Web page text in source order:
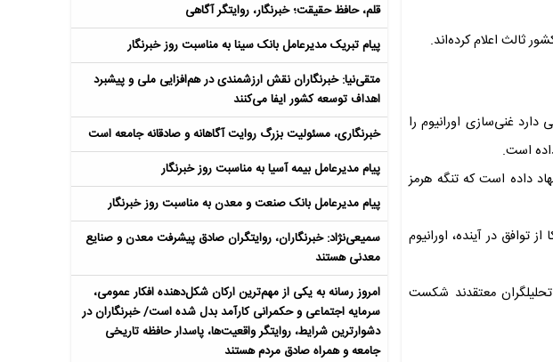
ثالث اعلام کرده‌اند.
غنی‌سازی اورانیوم را
داده است که تنگه هرمز
در آینده، اورانیوم
تحلیلگران معتقدند شکست
قلم، حافظ حقیقت؛ خبرنگار، روایتگر آگاهی
پیام تبریک مدیرعامل بانک سینا به مناسبت روز خبرنگار
متقی‌نیا: خبرنگاران نقش ارزشمندی در هم‌افزایی ملی و پیشبرد
اهداف توسعه کشور ایفا می‌کنند
خبرنگاری، مسئولیت بزرگ روایت آگاهانه و صادقانه جامعه است
پیام مدیرعامل بیمه آسیا به مناسبت روز خبرنگار
پیام مدیرعامل بانک صنعت و معدن به مناسبت روز خبرنگار
سمیعی‌نژاد: خبرنگاران، روایتگران صادق پیشرفت معدن و صنایع
معدنی هستند
امروز رسانه به یکی از مهم‌ترین ارکان شکل‌دهنده افکار عمومی،
سرمایه اجتماعی و حکمرانی کارآمد بدل شده است/ خبرنگاران در
دشوارترین شرایط، روایتگر واقعیت‌ها، پاسدار حافظه تاریخی
جامعه و همراه صادق مردم هستند